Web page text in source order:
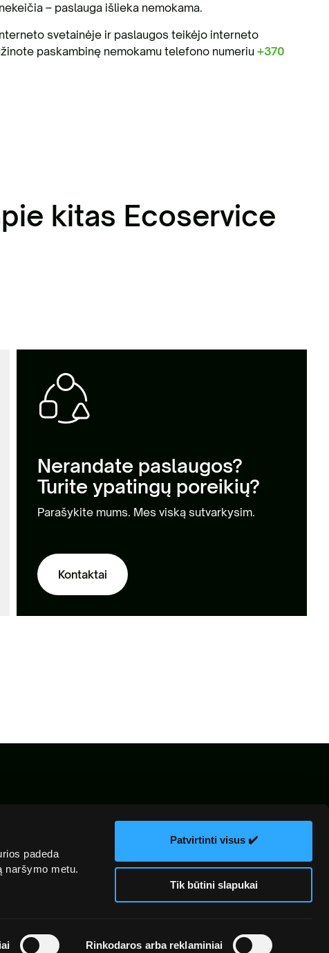
padeda
naršymo metu.
Rinkodaros arba reklaminiai
Patvirtinti visus ✔️
Tik būtini slapukai
– paslauga išlieka nemokama.
svetainėje ir paslaugos teikėjo interneto
paskambinę nemokamu telefono numeriu +370
kitas Ecoservice
Nerandate paslaugos?
Turite ypatingų poreikių?
Parašykite mums. Mes viską sutvarkysim.
Kontaktai
El. parduotuvės
Žiniasklaidai